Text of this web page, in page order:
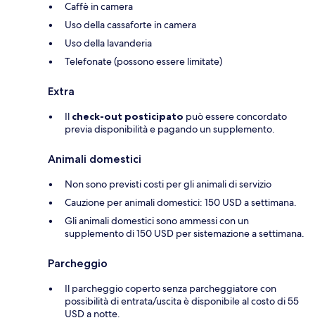
Caffè in camera
Uso della cassaforte in camera
Uso della lavanderia
Telefonate (possono essere limitate)
Extra
Il check-out posticipato può essere concordato
previa disponibilità e pagando un supplemento.
Animali domestici
Non sono previsti costi per gli animali di servizio
Cauzione per animali domestici: 150 USD a settimana.
Gli animali domestici sono ammessi con un
supplemento di 150 USD per sistemazione a settimana.
Parcheggio
Il parcheggio coperto senza parcheggiatore con
possibilità di entrata/uscita è disponibile al costo di 55
USD a notte.